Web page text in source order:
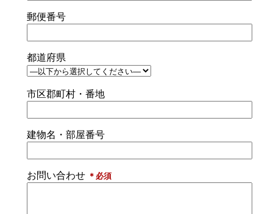
郵便番号
都道府県
市区郡町村・番地
建物名・部屋番号
お問い合わせ ＊必須